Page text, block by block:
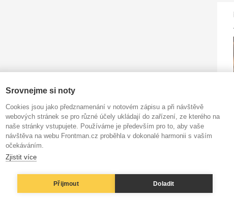
Srovnejme si noty
Cookies jsou jako předznamenání v notovém zápisu a při návštěvě
webových stránek se pro různé účely ukládají do zařízení, ze kterého na
naše stránky vstupujete. Používáme je především pro to, aby vaše
návštěva na webu Frontman.cz proběhla v dokonalé harmonii s vaším
očekáváním.
Zjistit více
Přijmout Doladit